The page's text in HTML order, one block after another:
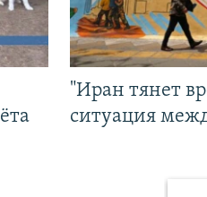
"Иран тянет
ситуация